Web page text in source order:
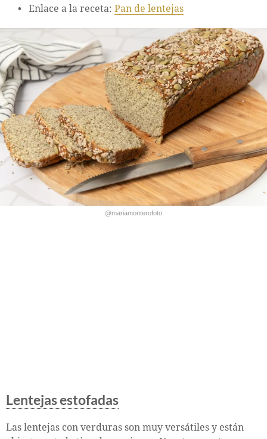
Enlace a la receta: Pan de lentejas
@mariamonterofoto
Lentejas estofadas
Las lentejas con verduras son muy versátiles y están